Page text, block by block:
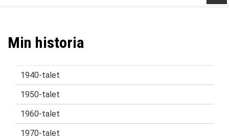
Min historia
1940-talet
1950-talet
1960-talet
1970-talet